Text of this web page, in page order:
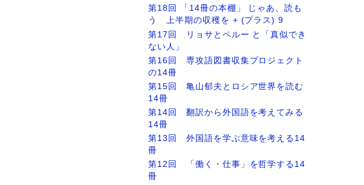
第18回 「14冊の本棚」 じゃあ、読も
う 上半期の収穫を + (プラス) 9
第17回 リョサとペルー と「真似でき
ない人」
第16回 専攻語図書収集プロジェクト
の14冊
第15回 亀山郁夫とロシア世界を読む
14冊
第14回 翻訳から外国語を考えてみる
14冊
第13回 外国語を学ぶ意味を考える14
冊
第12回 「働く・仕事」を哲学する14
冊